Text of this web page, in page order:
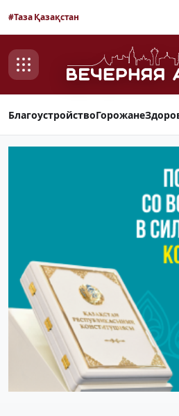
#Таза Қазақстан
БлагоустройствоГорожане